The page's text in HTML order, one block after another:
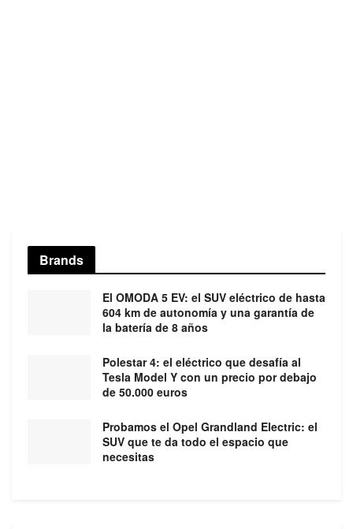
Brands
El OMODA 5 EV: el SUV eléctrico de hasta
604 km de autonomía y una garantía de
la batería de 8 años
Polestar 4: el eléctrico que desafía al
Tesla Model Y con un precio por debajo
de 50.000 euros
Probamos el Opel Grandland Electric: el
SUV que te da todo el espacio que
necesitas